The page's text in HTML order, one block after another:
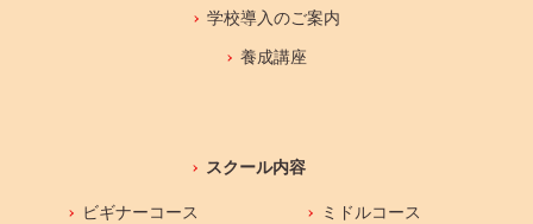
学校導入のご案内
養成講座
スクール内容
ビギナーコース ミドルコース